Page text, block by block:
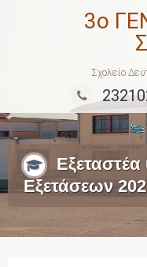
3ο
Σχολείο
Εξετάσεων